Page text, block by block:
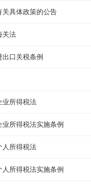
关具体政策的公告
关法
口关税条例
业所得税法
所得税法实施条例
人所得税法
所得税法实施条例